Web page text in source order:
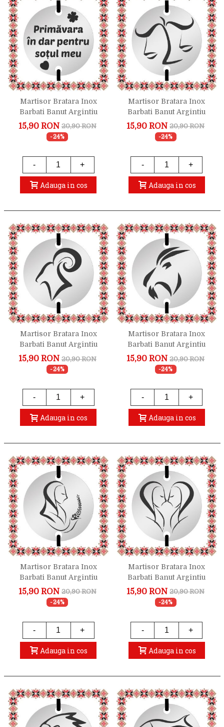
Martisor Bratara Inox
Barbati Banut Argintiu
Urare Sot
15,90 RON 20,90 RON
-24%
- +
Adauga in cos
Martisor Bratara Inox
Barbati Banut Argintiu
Zodiac Balanta
15,90 RON 20,90 RON
-24%
- +
Adauga in cos
Martisor Bratara Inox
Barbati Banut Argintiu
Zodiac Berbec
15,90 RON 20,90 RON
-24%
- +
Adauga in cos
Martisor Bratara Inox
Barbati Banut Argintiu
Zodiac Capricorn
15,90 RON 20,90 RON
-24%
- +
Adauga in cos
Martisor Bratara Inox
Barbati Banut Argintiu
Zodiac Fecioara
15,90 RON 20,90 RON
-24%
- +
Adauga in cos
Martisor Bratara Inox
Barbati Banut Argintiu
Zodiac Gemeni
15,90 RON 20,90 RON
-24%
- +
Adauga in cos